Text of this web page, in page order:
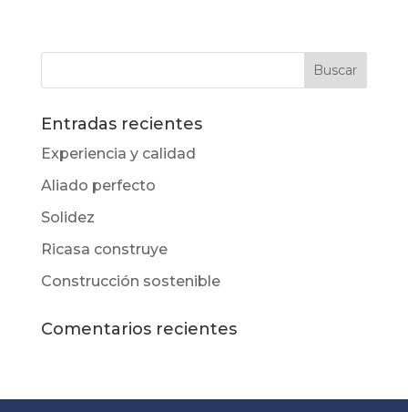
Entradas recientes
Experiencia y calidad
Aliado perfecto
Solidez
Ricasa construye
Construcción sostenible
Comentarios recientes